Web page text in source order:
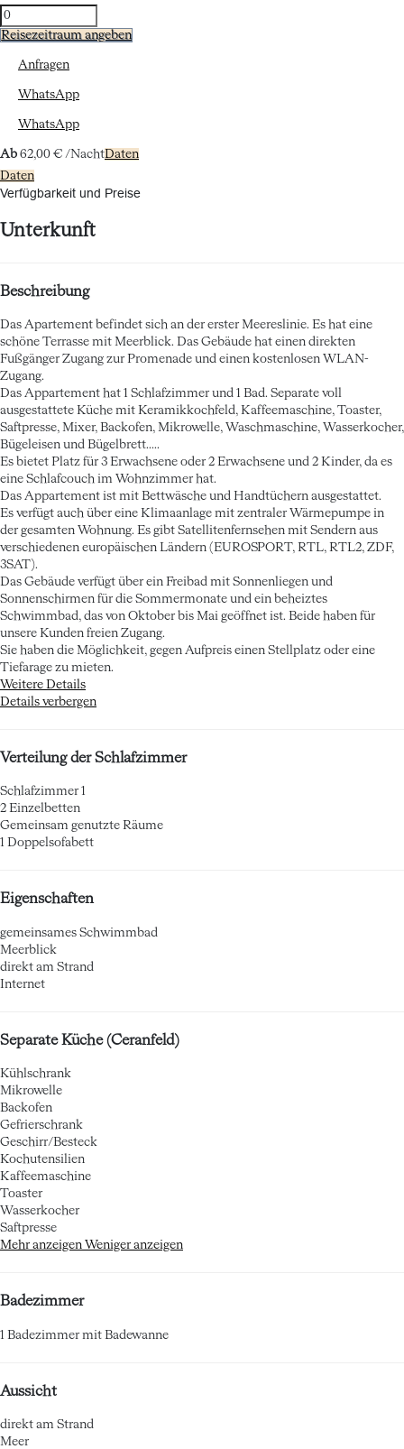
Reisezeitraum angeben
Anfragen
WhatsApp
WhatsApp
Ab 62,00 € /NachtDaten
Daten
Verfügbarkeit und Preise
Unterkunft
Beschreibung
Das Apartement befindet sich an der erster Meereslinie. Es hat eine
schöne Terrasse mit Meerblick. Das Gebäude hat einen direkten
Fußgänger Zugang zur Promenade und einen kostenlosen WLAN-
Zugang.
Das Appartement hat 1 Schlafzimmer und 1 Bad. Separate voll
ausgestattete Küche mit Keramikkochfeld, Kaffeemaschine, Toaster,
Saftpresse, Mixer, Backofen, Mikrowelle, Waschmaschine, Wasserkocher,
Bügeleisen und Bügelbrett.....
Es bietet Platz für 3 Erwachsene oder 2 Erwachsene und 2 Kinder, da es
eine Schlafcouch im Wohnzimmer hat.
Das Appartement ist mit Bettwäsche und Handtüchern ausgestattet.
Es verfügt auch über eine Klimaanlage mit zentraler Wärmepumpe in
der gesamten Wohnung. Es gibt Satellitenfernsehen mit Sendern aus
verschiedenen europäischen Ländern (EUROSPORT, RTL, RTL2, ZDF,
3SAT).
Das Gebäude verfügt über ein Freibad mit Sonnenliegen und
Sonnenschirmen für die Sommermonate und ein beheiztes
Schwimmbad, das von Oktober bis Mai geöffnet ist. Beide haben für
unsere Kunden freien Zugang.
Sie haben die Möglichkeit, gegen Aufpreis einen Stellplatz oder eine
Tiefarage zu mieten.
Weitere Details
Details verbergen
Verteilung der Schlafzimmer
Schlafzimmer 1
2 Einzelbetten
Gemeinsam genutzte Räume
1 Doppelsofabett
Eigenschaften
gemeinsames Schwimmbad
Meerblick
direkt am Strand
Internet
Separate Küche (Ceranfeld)
Kühlschrank
Mikrowelle
Backofen
Gefrierschrank
Geschirr/Besteck
Kochutensilien
Kaffeemaschine
Toaster
Wasserkocher
Saftpresse
Mehr anzeigen Weniger anzeigen
Badezimmer
1 Badezimmer mit Badewanne
Aussicht
direkt am Strand
Meer